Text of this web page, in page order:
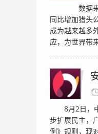
数据来历：
同比增加猎头
成为越来越多
应，为世界
8月2日，中
步扩展民主，
例》规则，现